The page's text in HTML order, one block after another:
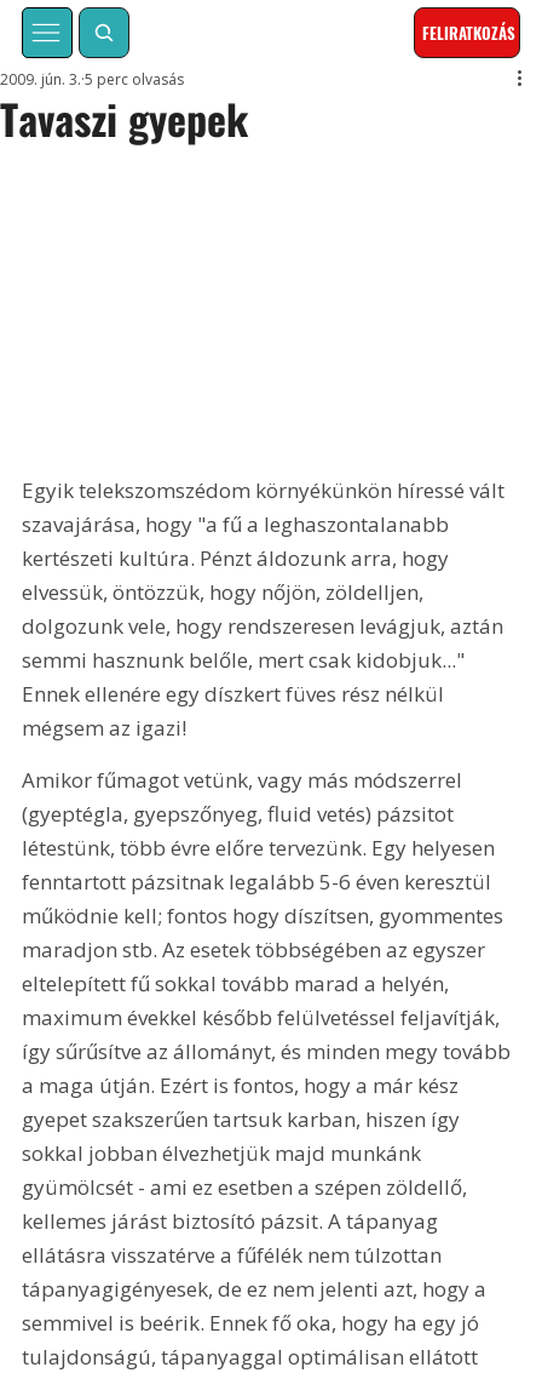
FELIRATKOZÁS
Tavaszi gyepek
2009. jún. 3. 5 perc olvasás
Egyik telekszomszédom környékünkön híressé vált
szavajárása, hogy "a fű a leghaszontalanabb
kertészeti kultúra. Pénzt áldozunk arra, hogy
elvessük, öntözzük, hogy nőjön, zöldelljen,
dolgozunk vele, hogy rendszeresen levágjuk, aztán
semmi hasznunk belőle, mert csak kidobjuk..."
Ennek ellenére egy díszkert füves rész nélkül
mégsem az igazi!
Amikor fűmagot vetünk, vagy más módszerrel
(gyeptégla, gyepszőnyeg, fluid vetés) pázsitot
létestünk, több évre előre tervezünk. Egy helyesen
fenntartott pázsitnak legalább 5-6 éven keresztül
működnie kell; fontos hogy díszítsen, gyommentes
maradjon stb. Az esetek többségében az egyszer
eltelepített fű sokkal tovább marad a helyén,
maximum évekkel később felülvetéssel feljavítják,
így sűrűsítve az állományt, és minden megy tovább
a maga útján. Ezért is fontos, hogy a már kész
gyepet szakszerűen tartsuk karban, hiszen így
sokkal jobban élvezhetjük majd munkánk
gyümölcsét - ami ez esetben a szépen zöldellő,
kellemes járást biztosító pázsit. A tápanyag
ellátásra visszatérve a fűfélék nem túlzottan
tápanyagigényesek, de ez nem jelenti azt, hogy a
semmivel is beérik. Ennek fő oka, hogy ha egy jó
tulajdonságú, tápanyaggal optimálisan ellátott